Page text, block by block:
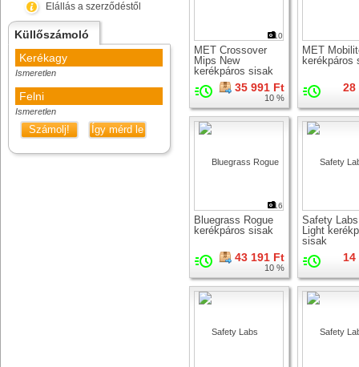
Elállás a szerződéstől
Küllőszámoló
Kerékagy
Ismeretlen
Felni
Ismeretlen
Számolj! Így mérd le
10
MET Crossover
Mips New
kerékpáros sisak
35 991 Ft
10 %
MET
kerékpáros
28
16
Bluegrass Rogue
kerékpáros sisak
43 191 Ft
10 %
Safety
Light
sisak
14